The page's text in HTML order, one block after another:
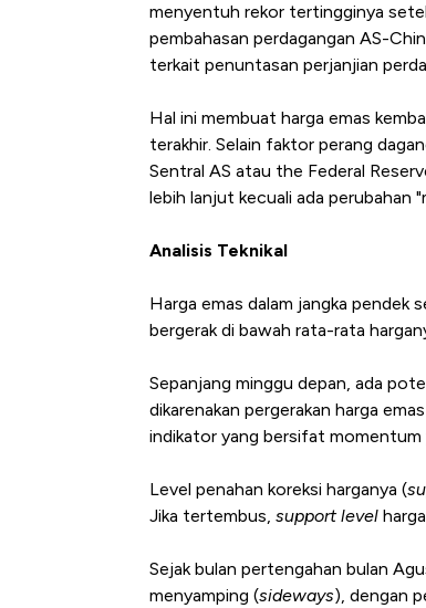
menyentuh rekor tertingginya
pembahasan perdagangan AS-
terkait penuntasan perjanjian
Hal ini membuat harga emas
terakhir. Selain faktor perang
Sentral AS atau the Federal
lebih lanjut kecuali ada perubahan
Analisis Teknikal
Harga emas dalam jangka pendek
bergerak di bawah rata-rata
Sepanjang minggu depan, ada
dikarenakan pergerakan harga
indikator yang bersifat momentum
Level penahan koreksi harganya (
Jika tertembus, support level
Sejak bulan pertengahan bulan
menyamping (sideways), dengan